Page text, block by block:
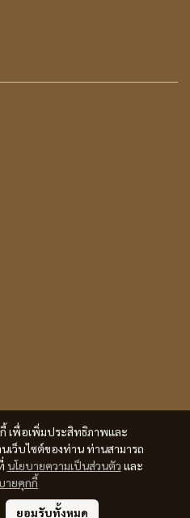
เพื่อเพิ่มประสิทธิภาพและ
เว็บไซต์ของท่าน ท่านสามารถ
นโยบายความเป็นส่วนตัว และ
ายคุกกี้
ยอมรับทั้งหมด